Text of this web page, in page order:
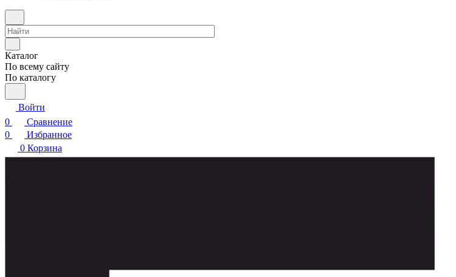
Каталог
По всему сайту
По каталогу
Войти
0
Сравнение
0
Избранное
0 Корзина